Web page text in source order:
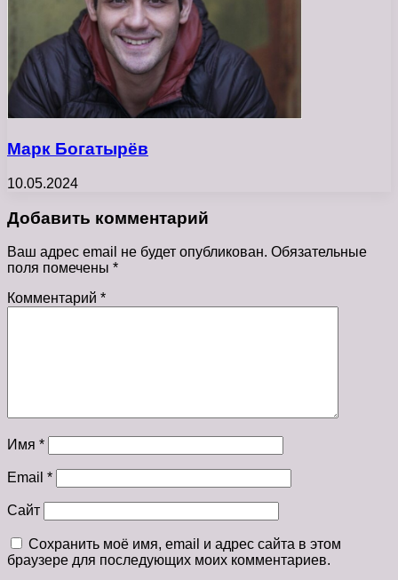
Марк Богатырёв
10.05.2024
Добавить комментарий
Ваш адрес email не будет опубликован. Обязательные
поля помечены *
Комментарий *
Имя *
Email *
Сайт
Сохранить моё имя, email и адрес сайта в этом
браузере для последующих моих комментариев.